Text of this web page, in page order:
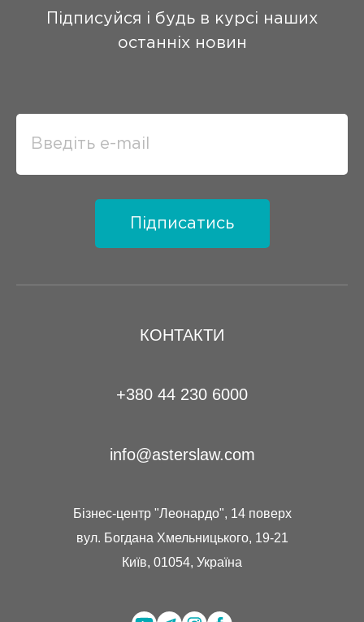
КОНТАКТИ
+380 44 230 6000
info@asterslaw.com
Бізнес-центр "Леонардо", 14 поверх
вул. Богдана Хмельницького, 19-21
Київ, 01054, Україна
Підписуйся і будь в курсі наших
останніх новин
Підписатись